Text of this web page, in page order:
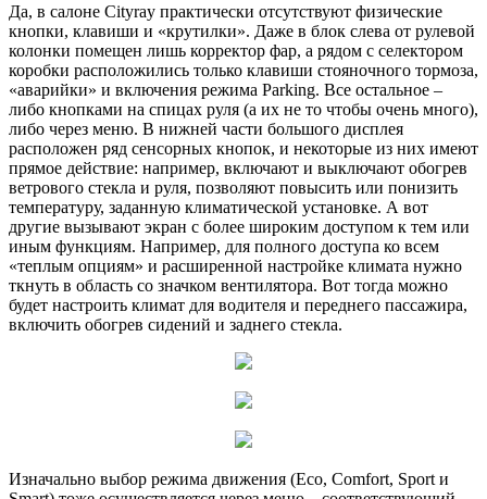
Да, в салоне Cityray практически отсутствуют физические
кнопки, клавиши и «крутилки». Даже в блок слева от рулевой
колонки помещен лишь корректор фар, а рядом с селектором
коробки расположились только клавиши стояночного тормоза,
«аварийки» и включения режима Parking. Все остальное –
либо кнопками на спицах руля (а их не то чтобы очень много),
либо через меню. В нижней части большого дисплея
расположен ряд сенсорных кнопок, и некоторые из них имеют
прямое действие: например, включают и выключают обогрев
ветрового стекла и руля, позволяют повысить или понизить
температуру, заданную климатической установке. А вот
другие вызывают экран с более широким доступом к тем или
иным функциям. Например, для полного доступа ко всем
«теплым опциям» и расширенной настройке климата нужно
ткнуть в область со значком вентилятора. Вот тогда можно
будет настроить климат для водителя и переднего пассажира,
включить обогрев сидений и заднего стекла.
Изначально выбор режима движения (Eco, Comfort, Sport и